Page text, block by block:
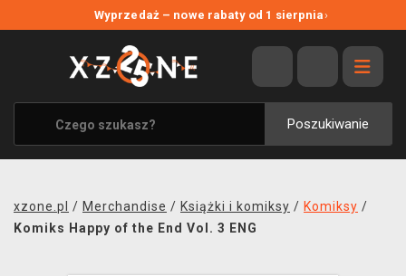
Wyprzedaż – nowe rabaty od 1 sierpnia›
Poszukiwanie
WYPRZEDAŻ
WSZYSTKIE MARKI
XZONE ORIGINALS
UBRANIA I AKCESORIA
SOUNDTRACKI
xzone.pl / Merchandise / Książki i komiksy / Komiksy /
Komiks Happy of the End Vol. 3 ENG